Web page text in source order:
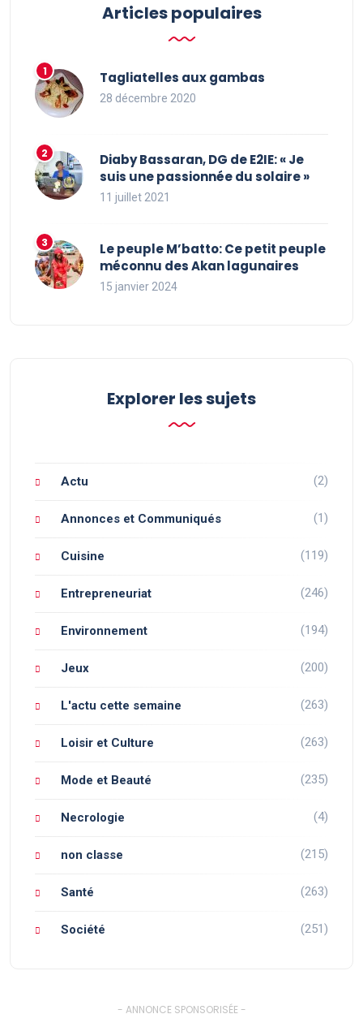
Articles populaires
Tagliatelles aux gambas
28 décembre 2020
Diaby Bassaran, DG de E2IE: « Je
suis une passionnée du solaire »
11 juillet 2021
Le peuple M’batto: Ce petit peuple
méconnu des Akan lagunaires
15 janvier 2024
Explorer les sujets
Actu (2)
Annonces et Communiqués (1)
Cuisine (119)
Entrepreneuriat (246)
Environnement (194)
Jeux (200)
L'actu cette semaine (263)
Loisir et Culture (263)
Mode et Beauté (235)
Necrologie (4)
non classe (215)
Santé (263)
Société (251)
- ANNONCE SPONSORISÉE -